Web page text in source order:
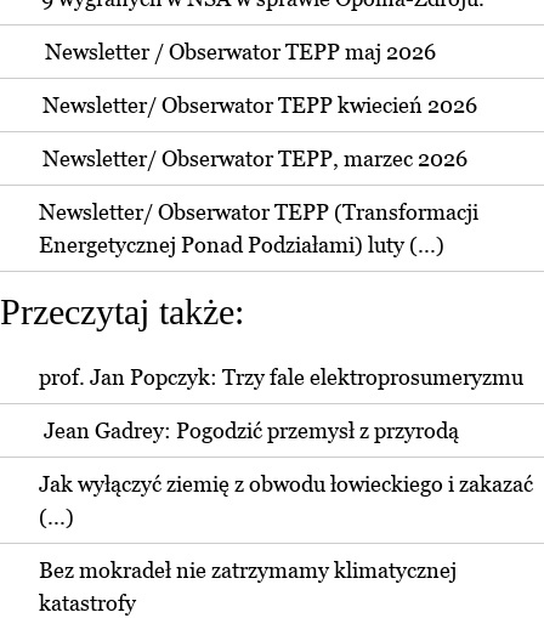
Newsletter / Obserwator TEPP maj 2026
Newsletter/ Obserwator TEPP kwiecień 2026
Newsletter/ Obserwator TEPP, marzec 2026
Newsletter/ Obserwator TEPP (Transformacji
Energetycznej Ponad Podziałami) luty (...)
Przeczytaj także:
prof. Jan Popczyk: Trzy fale elektroprosumeryzmu
Jean Gadrey: Pogodzić przemysł z przyrodą
Jak wyłączyć ziemię z obwodu łowieckiego i zakazać
(...)
Bez mokradeł nie zatrzymamy klimatycznej
katastrofy